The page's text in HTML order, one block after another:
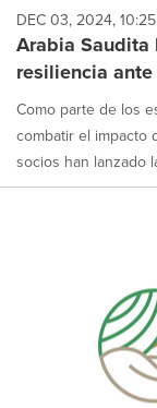
DEC 03, 2024,
Arabia
resiliencia ante
Como parte de los
combatir el impacto
socios han lanzado